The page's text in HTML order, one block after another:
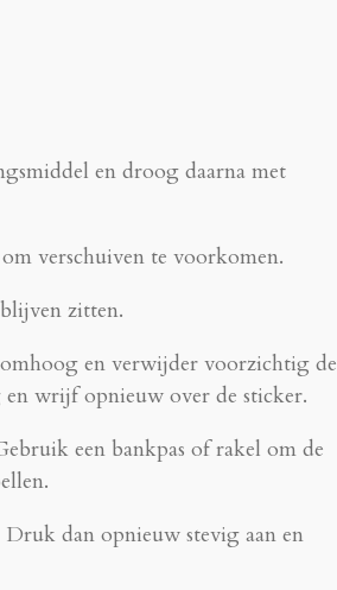
en droog daarna met
om verschuiven te voorkomen.
zitten.
en verwijder voorzichtig de
wrijf opnieuw over de sticker.
een bankpas of rakel om de
dan opnieuw stevig aan en